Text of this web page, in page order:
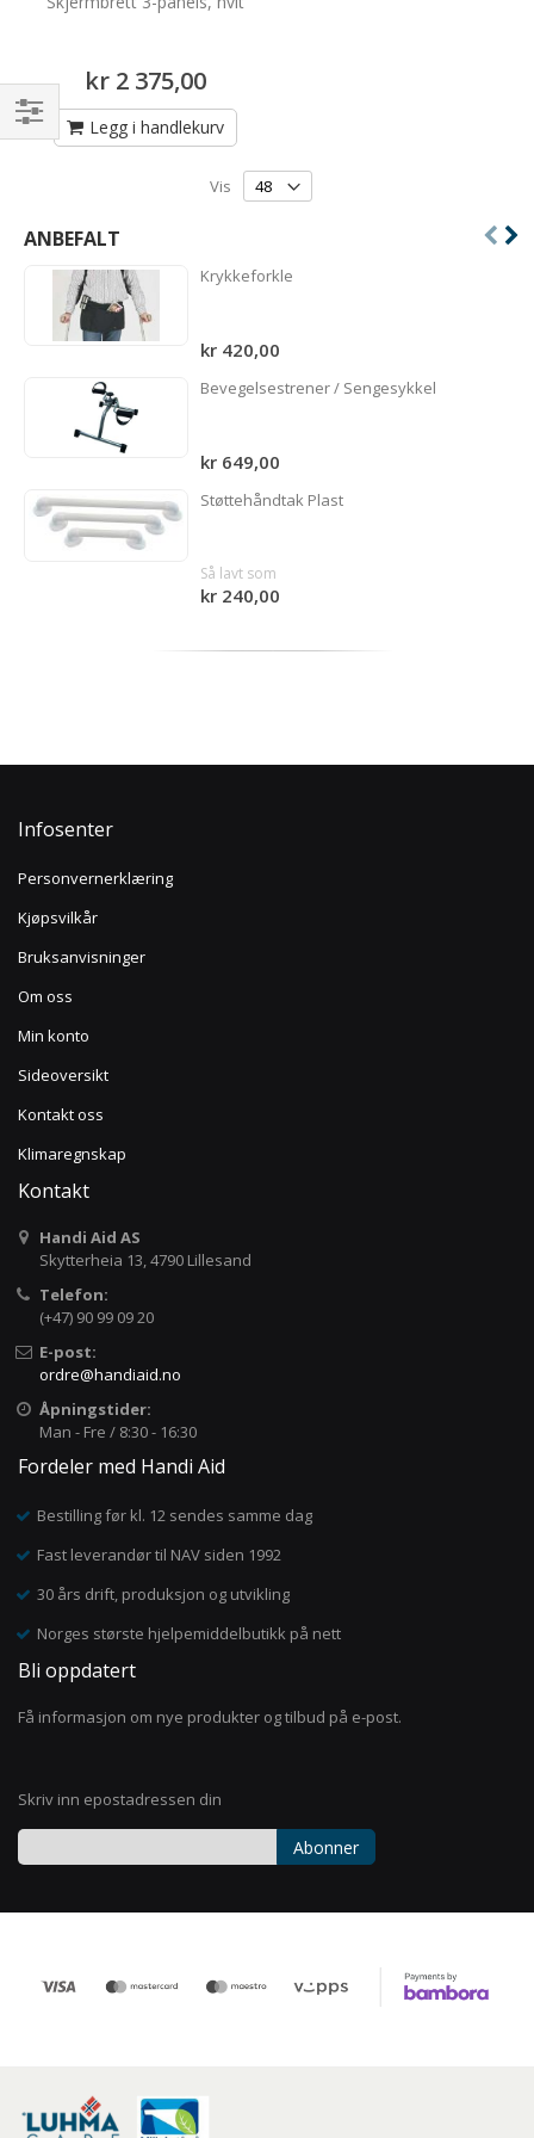
kr 2 375,00
Legg i handlekurv
Vis
Handle
ANBEFALT
Krykkeforkle
kr 420,00
Bevegelsestrener / Sengesykkel
kr 649,00
Støttehåndtak Plast
Så lavt som
kr 240,00
Infosenter
Personvernerklæring
Kjøpsvilkår
Bruksanvisninger
Om oss
Min konto
Sideoversikt
Kontakt oss
Klimaregnskap
Kontakt
Handi Aid AS
Skytterheia 13, 4790 Lillesand
Telefon:
(+47) 90 99 09 20
E-post:
ordre@handiaid.no
Åpningstider:
Man - Fre / 8:30 - 16:30
Fordeler med Handi Aid
Bestilling før kl. 12 sendes samme dag
Fast leverandør til NAV siden 1992
30 års drift, produksjon og utvikling
Norges største hjelpemiddelbutikk på nett
Bli oppdatert
Få informasjon om nye produkter og tilbud på e-post.
Skriv inn epostadressen din
nyhetsbrev:
Abonner